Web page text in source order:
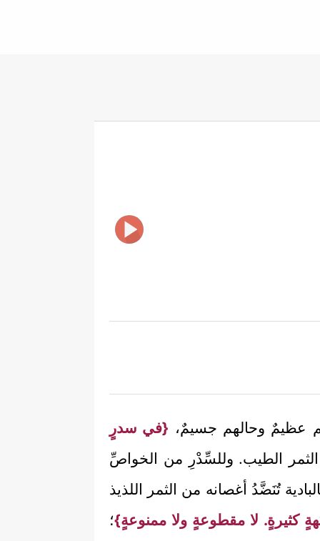
عظيمٌ وحالهم جسيمٌ، {في سدرٍ
الطيب. وللسِّدْرِ من الخواصِّ
تُنَضَّدُ أغصانه من الثمر اللذيذ
كثيرةٍ. لا مقطوعةٍ ولا ممنوعةٍ}؛